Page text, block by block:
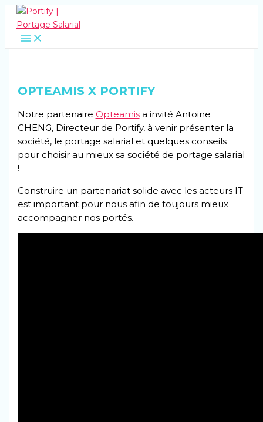
Aller
contenu
OPTEAMIS X PORTIFY
Notre partenaire Opteamisa invité Antoine
CHENG, Directeur de Portify, à venir présenter la
société, le portage salarial et quelques conseils
pour choisir au mieux sa société de portage salarial
!
Construire un partenariat solide avec les acteurs IT
est important pour nous afin de toujours mieux
accompagner nos portés.